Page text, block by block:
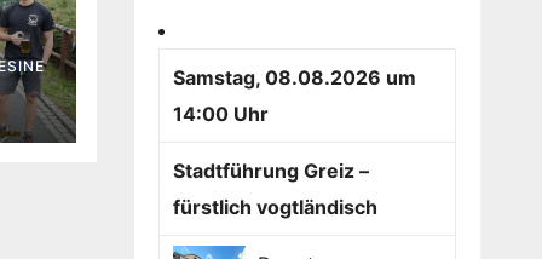
Samstag, 08.08.2026 um
14:00 Uhr
Stadtführung Greiz –
fürstlich vogtländisch